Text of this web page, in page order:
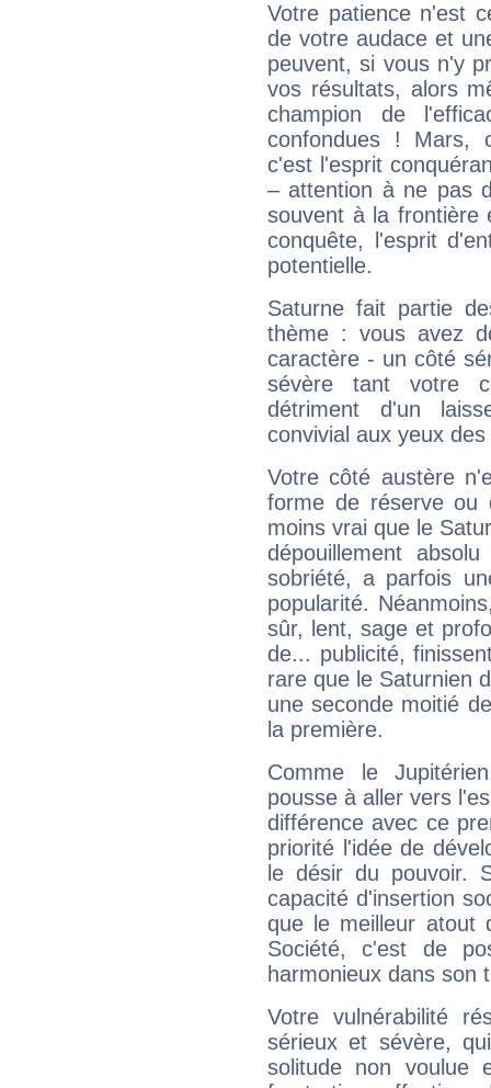
Votre patience n'est
de votre audace et
peuvent, si vous n'y
vos résultats, alors
champion de
confondues ! Mars,
c'est l'esprit
– attention à ne pas
souvent à la frontière
conquête, l'esprit
potentielle.
Saturne fait partie
thème : vous avez
caractère - un côté
sévère tant votre
détriment d'un
convivial aux yeux
Votre côté austère
forme de réserve
moins vrai que le
dépouillement
sobriété, a parfois
popularité.
sûr, lent, sage et
de... publicité,
rare que le Saturnien
une seconde moitié
la première.
Comme le
pousse à aller vers
différence avec ce
priorité l'idée de
le désir du pouvoir.
capacité d'insertion
que le meilleur atout
Société, c'est de
harmonieux dans son
Votre vulnérabilité
sérieux et sévère,
solitude non voulue